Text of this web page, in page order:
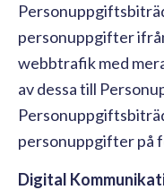
personuppgifter
webbtrafik med
av dessa till
personuppgifter på
Digital